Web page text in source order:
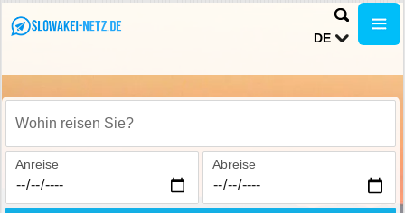
DE
Wohin reisen Sie?
Anreise Abreise